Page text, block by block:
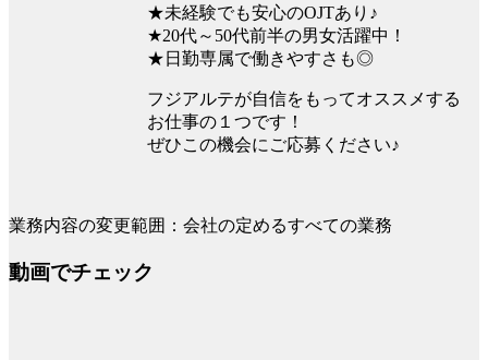
★未経験でも安心のOJTあり♪
★20代～50代前半の男女活躍中！
★日勤専属で働きやすさも◎
フジアルテが自信をもってオススメする
お仕事の１つです！
ぜひこの機会にご応募ください♪
業務内容の変更範囲：会社の定めるすべての業務
動画でチェック